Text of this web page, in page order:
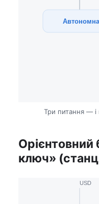
Три питання — і
ключ»
USD